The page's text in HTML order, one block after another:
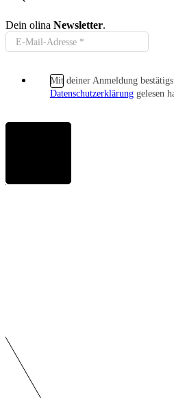
Dein olina Newsletter.
Mit deiner Anmeldung
Datenschutzerklärunggelesen